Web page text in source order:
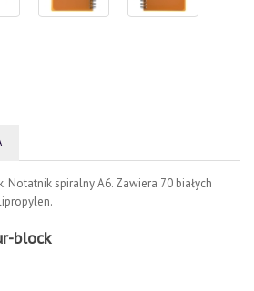
Notatnik spiralny A6. Zawiera 70 białych
block